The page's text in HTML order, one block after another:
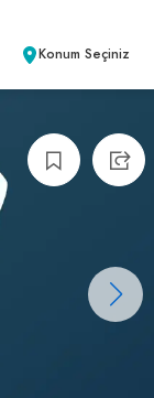
Konum Seçiniz